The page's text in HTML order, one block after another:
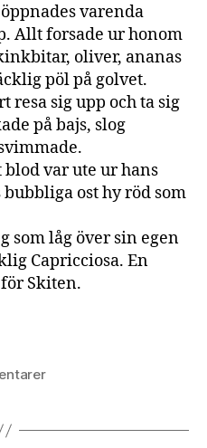
varenda
Allt forsade ur honom
oliver, ananas
pöl på golvet.
resa sig upp och ta sig
på bajs, slog
var ute ur hans
ost hy röd som
som låg över sin egen
Capricciosa. En
Skiten.
till